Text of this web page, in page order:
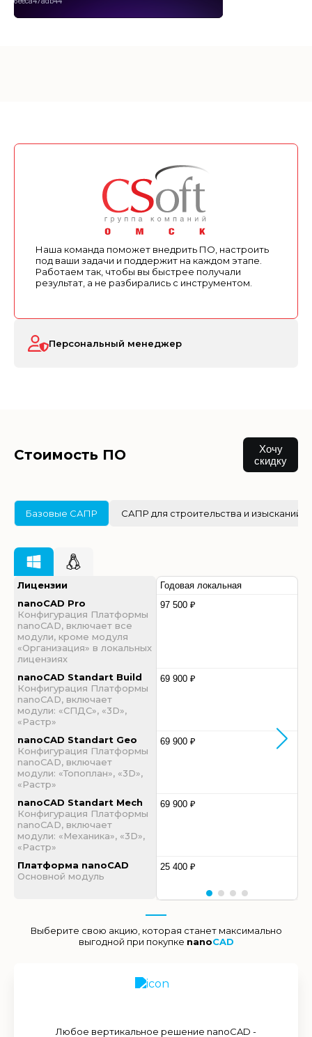
Наша команда поможет внедрить ПО, настроить
под ваши задачи и поддержит на каждом этапе.
Работаем так, чтобы вы быстрее получали
результат, а не разбирались с инструментом.
Персональный менеджер
Стоимость ПО
Хочу
скидку
Базовые САПР САПР для строительства и изысканий
Лицензии
nanoCAD Pro
Конфигурация Платформы
nanoCAD, включает все
модули, кроме модуля
«Организация» в локальных
лицензиях
nanoCAD Standart Build
Конфигурация Платформы
nanoCAD, включает
модули: «СПДС», «3D»,
«Растр»
nanoCAD Standart Geo
Конфигурация Платформы
nanoCAD, включает
модули: «Топоплан», «3D»,
«Растр»
nanoCAD Standart Mech
Конфигурация Платформы
nanoCAD, включает
модули: «Механика», «3D»,
«Растр»
Платформа nanoCAD
Основной модуль
Годовая локальная
97 500 ₽
69 900 ₽
69 900 ₽
69 900 ₽
25 400 ₽
Выберите свою акцию, которая станет максимально
выгодной при покупке nanoCAD
Любое вертикальное решение nanoCAD -